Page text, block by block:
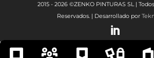
2015 - 2026 ©ZENKO PINTURAS SL |
Reservados. | Desarrollado por
